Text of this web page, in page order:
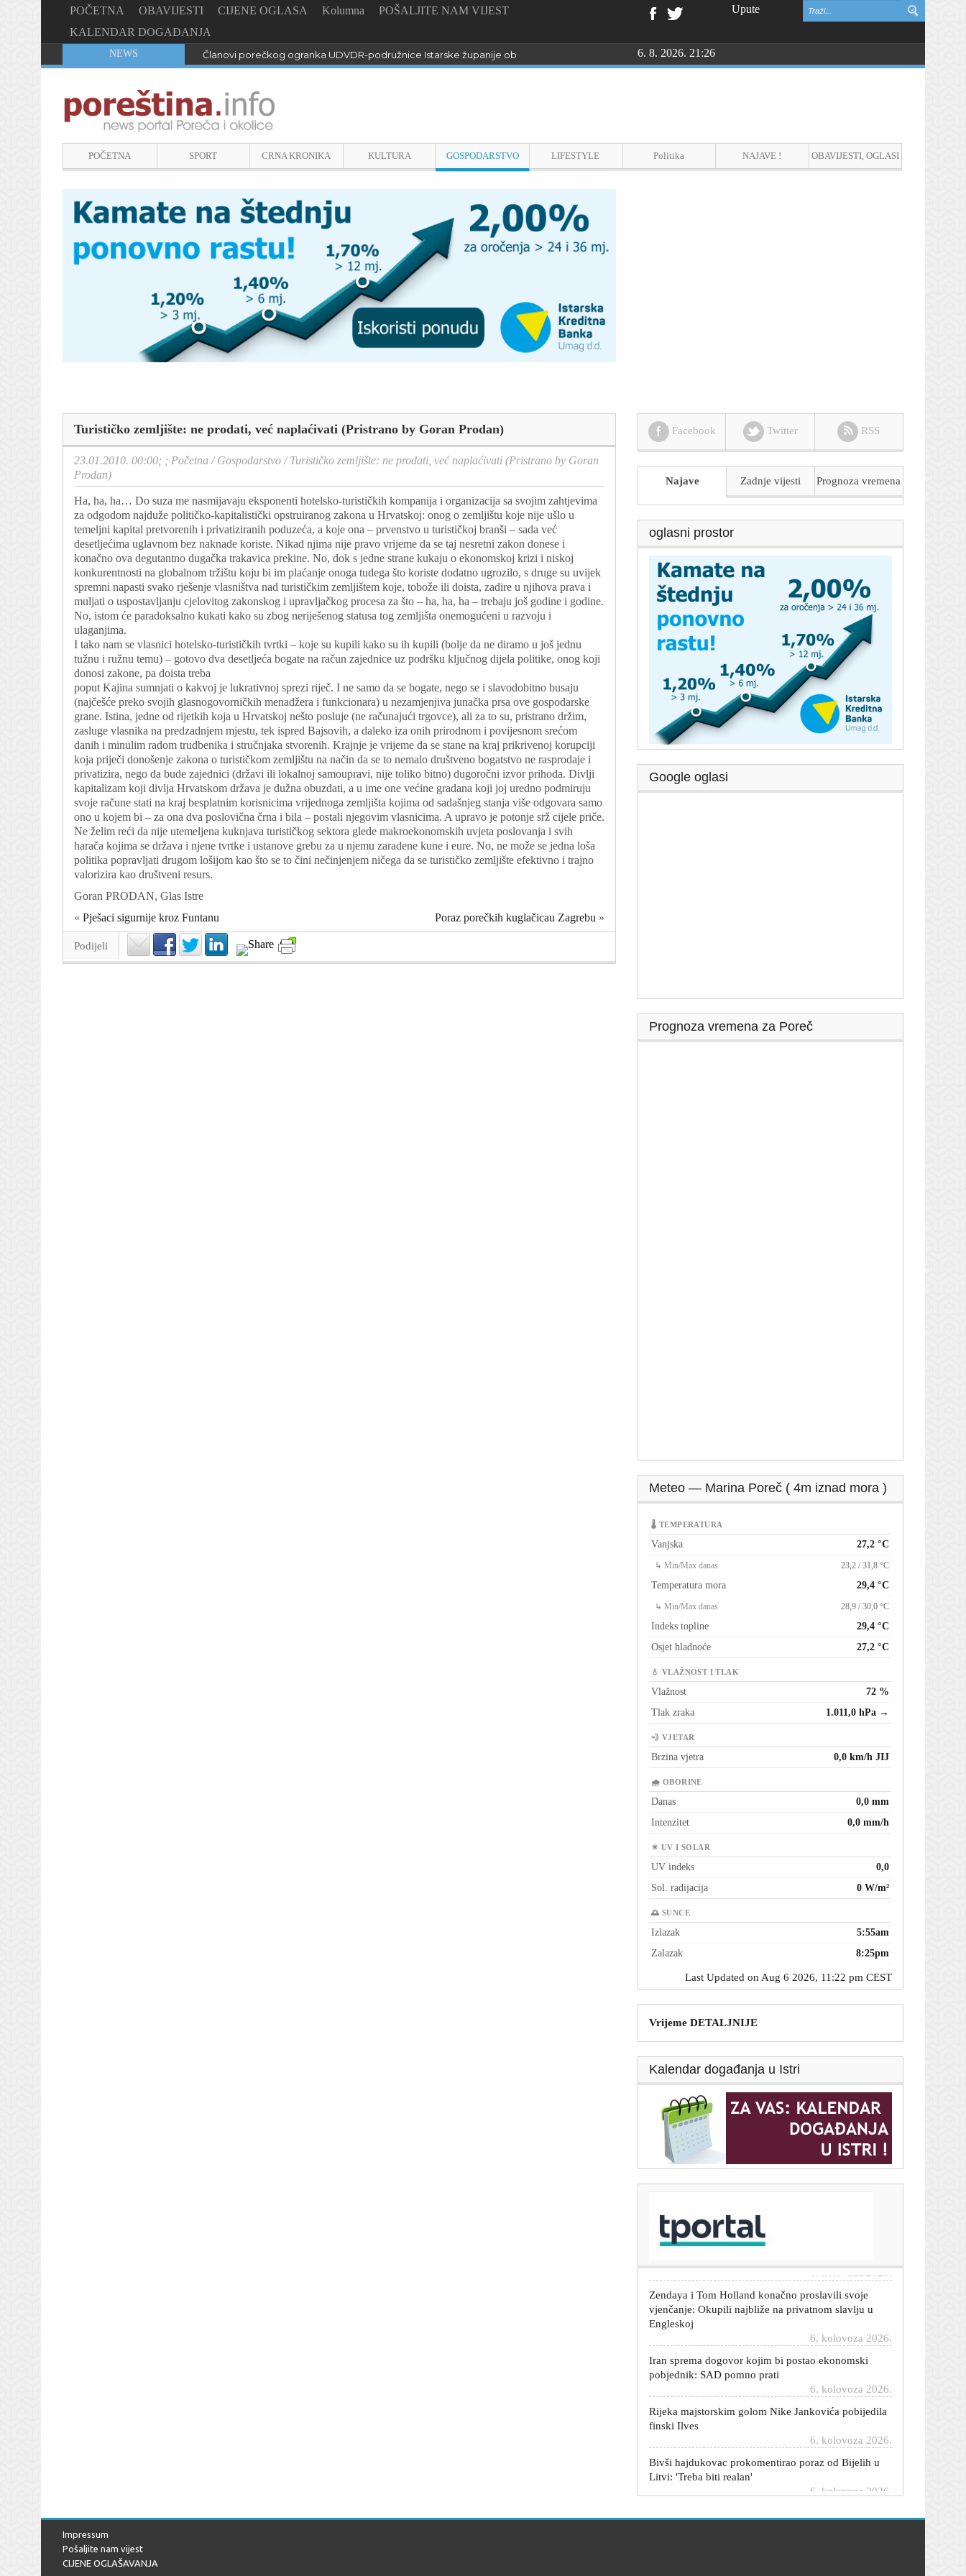
POČETNA OBAVIJESTI CIJENE OGLASA Kolumna
POŠALJITE NAM VIJEST
KALENDAR DOGAĐANJA
Upute
NEWS Članovi porečkog ogranka UDVDR-podružnice Istarske županije obilježili Dan pobjede i domovinske zahvalnosti i DAN HRVATSKIH BRANITELJA
6. 8. 2026. 21:26
POČETNA SPORT CRNA KRONIKA KULTURA GOSPODARSTVO LIFESTYLE Politika NAJAVE ! OBAVIJESTI, OGLASI
Turističko zemljište: ne prodati, već naplaćivati (Pristrano by Goran Prodan)
23.01.2010. 00:00; ; Početna /Gospodarstvo /Turističko zemljište: ne prodati, već naplaćivati (Pristrano by Goran
Prodan)
Ha, ha, ha… Do suza me nasmijavaju eksponenti hotelsko-turističkih kompanija i organizacija sa svojim zahtjevima
za odgodom najduže političko-kapitalistički opstruiranog zakona u Hrvatskoj: onog o zemljištu koje nije ušlo u
temeljni kapital pretvorenih i privatiziranih poduzeća, a koje ona – prvenstvo u turističkoj branši – sada već
desetljećima uglavnom bez naknade koriste. Nikad njima nije pravo vrijeme da se taj nesretni zakon donese i
konačno ova degutantno dugačka trakavica prekine. No, dok s jedne strane kukaju o ekonomskoj krizi i niskoj
konkurentnosti na globalnom tržištu koju bi im plaćanje onoga tudega što koriste dodatno ugrozilo, s druge su uvijek
spremni napasti svako rješenje vlasništva nad turističkim zemljištem koje, tobože ili doista, zadire u njihova prava i
muljati o uspostavljanju cjelovitog zakonskog i upravljačkog procesa za što – ha, ha, ha – trebaju još godine i godine.
No, istom će paradoksalno kukati kako su zbog neriješenog statusa tog zemljišta onemogućeni u razvoju i
ulaganjima.
I tako nam se vlasnici hotelsko-turističkih tvrtki – koje su kupili kako su ih kupili (bolje da ne diramo u još jednu
tužnu i ružnu temu) – gotovo dva desetljeća bogate na račun zajednice uz podršku ključnog dijela politike, onog koji
donosi zakone, pa doista treba
poput Kajina sumnjati o kakvoj je lukrativnoj sprezi riječ. I ne samo da se bogate, nego se i slavodobitno busaju
(najčešće preko svojih glasnogovorničkih menadžera i funkcionara) u nezamjenjiva junačka prsa ove gospodarske
grane. Istina, jedne od rijetkih koja u Hrvatskoj nešto posluje (ne računajući trgovce), ali za to su, pristrano držim,
zasluge vlasnika na predzadnjem mjestu, tek ispred Bajsovih, a daleko iza onih prirodnom i povijesnom srećom
danih i minulim radom trudbenika i stručnjaka stvorenih. Krajnje je vrijeme da se stane na kraj prikrivenoj korupciji
koja priječi donošenje zakona o turističkom zemljištu na način da se to nemalo društveno bogatstvo ne rasprodaje i
privatizira, nego da bude zajednici (državi ili lokalnoj samoupravi, nije toliko bitno) dugoročni izvor prihoda. Divlji
kapitalizam koji divlja Hrvatskom država je dužna obuzdati, a u ime one većine gradana koji joj uredno podmiruju
svoje račune stati na kraj besplatnim korisnicima vrijednoga zemljišta kojima od sadašnjeg stanja više odgovara samo
ono u kojem bi – za ona dva poslovična črna i bila – postali njegovim vlasnicima. A upravo je potonje srž cijele priče.
Ne želim reći da nije utemeljena kuknjava turističkog sektora glede makroekonomskih uvjeta poslovanja i svih
harača kojima se država i njene tvrtke i ustanove grebu za u njemu zaradene kune i eure. No, ne može se jedna loša
politika popravljati drugom lošijom kao što se to čini nečinjenjem ničega da se turističko zemljište efektivno i trajno
valorizira kao društveni resurs.
Goran PRODAN, Glas Istre
« Pješaci sigurnije kroz Funtanu Poraz porečkih kuglačicau Zagrebu »
Podijeli
Facebook Twitter RSS
Najave Zadnje vijesti Prognoza vremena
oglasni prostor
Google oglasi
Prognoza vremena za Poreč
Meteo — Marina Poreč ( 4m iznad mora )
🌡 TEMPERATURA
Vanjska 27,2 °C
↳ Min/Max danas 23,2 / 31,8 °C
Temperatura mora 29,4 °C
↳ Min/Max danas 28,9 / 30,0 °C
Indeks topline
29,4 °C
Osjet hladnoće
27,2 °C
💧 VLAŽNOST I TLAK
Vlažnost
72 %
Tlak zraka
1.011,0 hPa →
💨 VJETAR
Brzina vjetra 0,0 km/h JIJ
🌧 OBORINE
Danas
0,0 mm
Intenzitet
0,0 mm/h
☀ UV I SOLAR
UV indeks
0,0
Sol. radijacija
0 W/m²
🌅 SUNCE
Izlazak
5:55am
Zalazak
8:25pm
Last Updated on Aug 6 2026, 11:22 pm CEST
Vrijeme DETALJNIJE
Kalendar događanja u Istri
Ključni minerali ruše rekorde: Cijena samo jednog
porasla je za 622 posto
Zendaya i Tom Holland konačno proslavili svoje
vjenčanje: Okupili najbliže na privatnom slavlju u
Engleskoj
Iran sprema dogovor kojim bi postao ekonomski
pobjednik: SAD pomno prati
Rijeka majstorskim golom Nike Jankovića pobijedila
finski Ilves
Bivši hajdukovac prokomentirao poraz od Bijelih u
Litvi: 'Treba biti realan'
Rijeka dovela mladog hrvatskog reprezentativca iz
6. kolovoza 2026.
Impressum
Pošaljite nam vijest
CIJENE OGLAŠAVANJA